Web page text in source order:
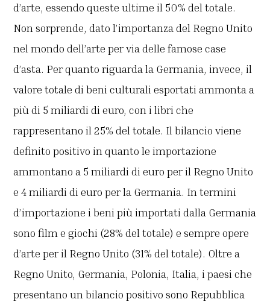
d’arte, essendo queste ultime il 50% del totale.
Non sorprende, dato l’importanza del Regno Unito
nel mondo dell’arte per via delle famose case
d’asta. Per quanto riguarda la Germania, invece, il
valore totale di beni culturali esportati ammonta a
più di 5 miliardi di euro, con i libri che
rappresentano il 25% del totale. Il bilancio viene
definito positivo in quanto le importazione
ammontano a 5 miliardi di euro per il Regno Unito
e 4 miliardi di euro per la Germania. In termini
d’importazione i beni più importati dalla Germania
sono film e giochi (28% del totale) e sempre opere
d’arte per il Regno Unito (31% del totale). Oltre a
Regno Unito, Germania, Polonia, Italia, i paesi che
presentano un bilancio positivo sono Repubblica